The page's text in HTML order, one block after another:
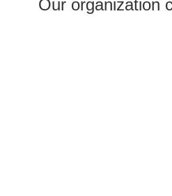
Our organization